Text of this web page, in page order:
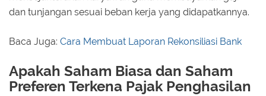
dan tunjangan sesuai beban kerja yang didapatkannya.
Baca Juga: Cara Membuat Laporan Rekonsiliasi Bank
Apakah Saham Biasa dan Saham
Preferen Terkena Pajak Penghasilan